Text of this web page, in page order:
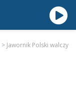
> Jawornik Polski walczy